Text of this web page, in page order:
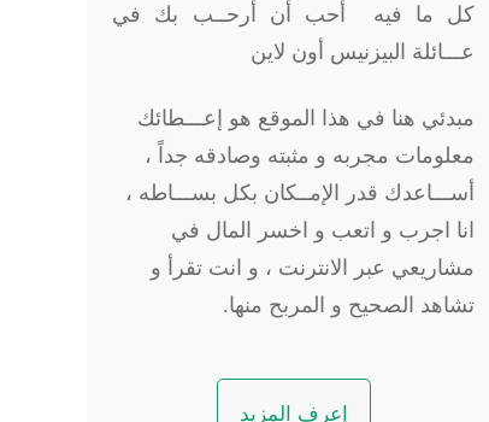
كل ما فيه أحب أن أرحــب بك في
عـــائلة البيزنيس أون لاين
مبدئي هنا في هذا الموقع هو إعـــطائك
معلومات مجربه و مثبته وصادقه جداً ،
أســـاعدك قدر الإمــكان بكل بســـاطه ،
انا اجرب و اتعب و اخسر المال في
مشاريعي عبر الانترنت ، و انت تقرأ و
تشاهد الصحيح و المربح منها.
إعرف المزيد